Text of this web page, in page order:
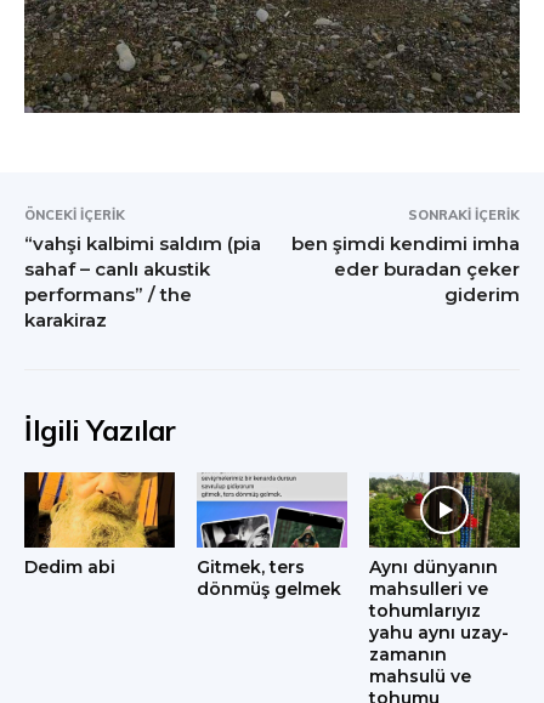
ÖNCEKI İÇERIK
“vahşi kalbimi saldım (pia
sahaf – canlı akustik
performans” / the
karakiraz
SONRAKI İÇERIK
ben şimdi kendimi imha
eder buradan çeker
giderim
İlgili Yazılar
Dedim abi
Gitmek, ters
dönmüş gelmek
Aynı dünyanın
mahsulleri ve
tohumlarıyız
yahu aynı uzay-
zamanın
mahsulü ve
tohumu